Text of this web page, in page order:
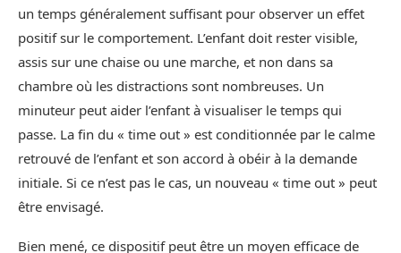
un temps généralement suffisant pour observer un effet
positif sur le comportement. L’enfant doit rester visible,
assis sur une chaise ou une marche, et non dans sa
chambre où les distractions sont nombreuses. Un
minuteur peut aider l’enfant à visualiser le temps qui
passe. La fin du « time out » est conditionnée par le calme
retrouvé de l’enfant et son accord à obéir à la demande
initiale. Si ce n’est pas le cas, un nouveau « time out » peut
être envisagé.
Bien mené, ce dispositif peut être un moyen efficace de